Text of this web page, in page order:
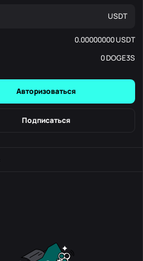
USDT
0.00000000USDT
0DOGE3S
Авторизоваться
Подписаться